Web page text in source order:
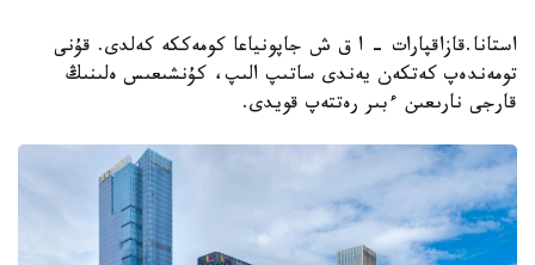
استانا.قازاقپارات - ا ق ش جاپونياعا كومەككە كەلدى. قۇنى
تومەندەپ كەتكەن يەندى ساتىپ الىپ، كۇنشىعىس ەلىنىڭ
قارجى نارىعىن ءبىر رەتتەپ قويدى.